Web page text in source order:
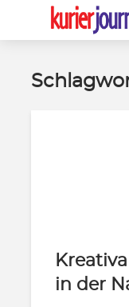
in der